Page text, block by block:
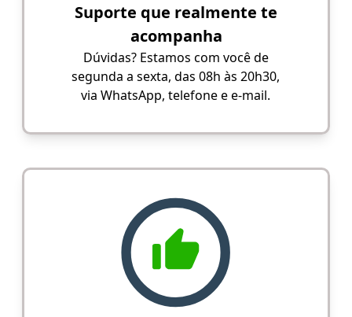
Suporte que realmente te
acompanha
Dúvidas? Estamos com você de
segunda a sexta, das 08h às 20h30,
via WhatsApp, telefone e e-mail.